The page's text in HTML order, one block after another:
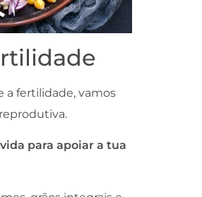
a fertilidade, vamos
para apoiar a tua